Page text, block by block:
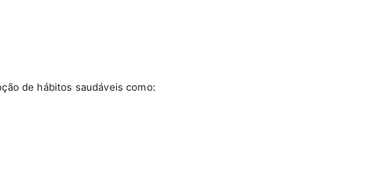
de hábitos saudáveis como: